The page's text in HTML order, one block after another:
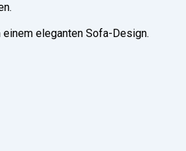
eleganten Sofa-Design.